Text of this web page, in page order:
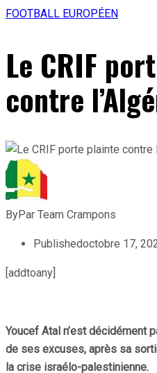
FOOTBALL EUROPÉEN
Le CRIF
contre
ByPar Team Crampons
Publishedoctobre 17,
[addtoany]
Youcef Atal n’est décidément
de ses excuses, après sa
la crise israélo-palestinienne.